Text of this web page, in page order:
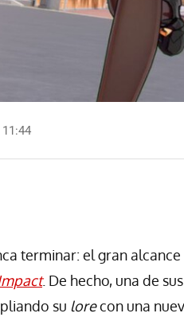
terminar: el gran
. De hecho, una de
su lorecon una